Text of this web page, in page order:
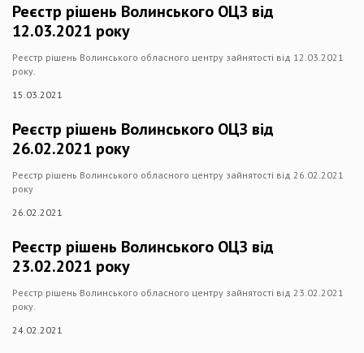
Реєстр рішень Волинського ОЦЗ від
12.03.2021 року
Реєстр рішень Волинського обласного центру зайнятості від 12.03.2021
року.
15.03.2021
Реєстр рішень Волинського ОЦЗ від
26.02.2021 року
Реєстр рішень Волинського обласного центру зайнятості від 26.02.2021
року
26.02.2021
Реєстр рішень Волинського ОЦЗ від
23.02.2021 року
Реєстр рішень Волинського обласного центру зайнятості від 23.02.2021
року.
24.02.2021